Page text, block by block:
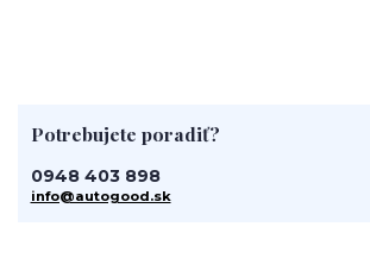
Potrebujete poradiť?
0948 403 898
info@autogood.sk